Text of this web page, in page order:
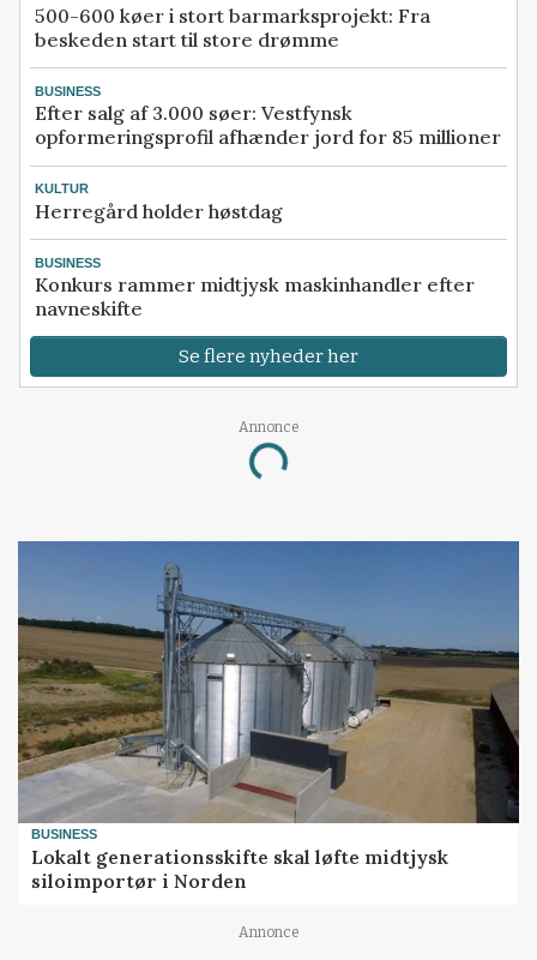
500-600 køer i stort barmarksprojekt: Fra
beskeden start til store drømme
BUSINESS
Efter salg af 3.000 søer: Vestfynsk
opformeringsprofil afhænder jord for 85 millioner
KULTUR
Herregård holder høstdag
BUSINESS
Konkurs rammer midtjysk maskinhandler efter
navneskifte
Se flere nyheder her
Annonce
Loading...
BUSINESS
Lokalt generationsskifte skal løfte midtjysk
siloimportør i Norden
Annonce